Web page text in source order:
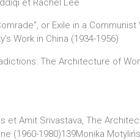
et Rachel Lee
or Exile in a
Work in China (1934-1956)
The Architecture of
et Amit Srivastava, The
(1960-1980)139Monika